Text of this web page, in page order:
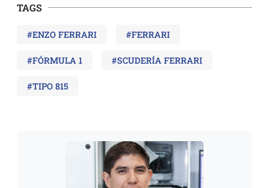
TAGS
#ENZO FERRARI #FERRARI
#FÓRMULA 1 #SCUDERÍA FERRARI
#TIPO 815